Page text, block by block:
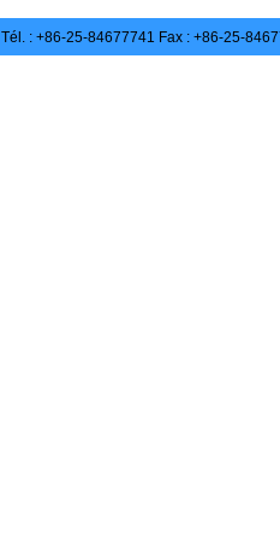
Tél. : +86-25-84677741 Fax : +86-25-